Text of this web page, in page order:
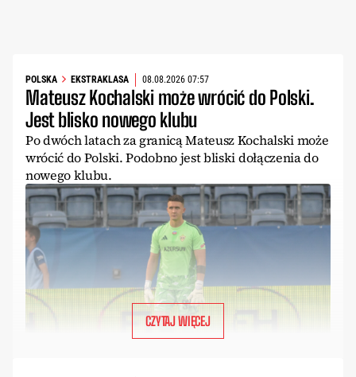
POLSKA EKSTRAKLASA 08.08.2026 07:57
Mateusz Kochalski może wrócić do Polski.
Jest blisko nowego klubu
Po dwóch latach za granicą Mateusz Kochalski może
wrócić do Polski. Podobno jest bliski dołączenia do
nowego klubu.
CZYTAJ WIĘCEJ